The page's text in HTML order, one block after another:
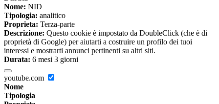
Nome: NID
Tipologia: analitico
Proprieta: Terza-parte
Descrizione: Questo cookie è impostato da DoubleClick (che è di
proprietà di Google) per aiutarti a costruire un profilo dei tuoi
interessi e mostrarti annunci pertinenti su altri siti.
Durata: 6 mesi 3 giorni
youtube.com
Nome
Tipologia